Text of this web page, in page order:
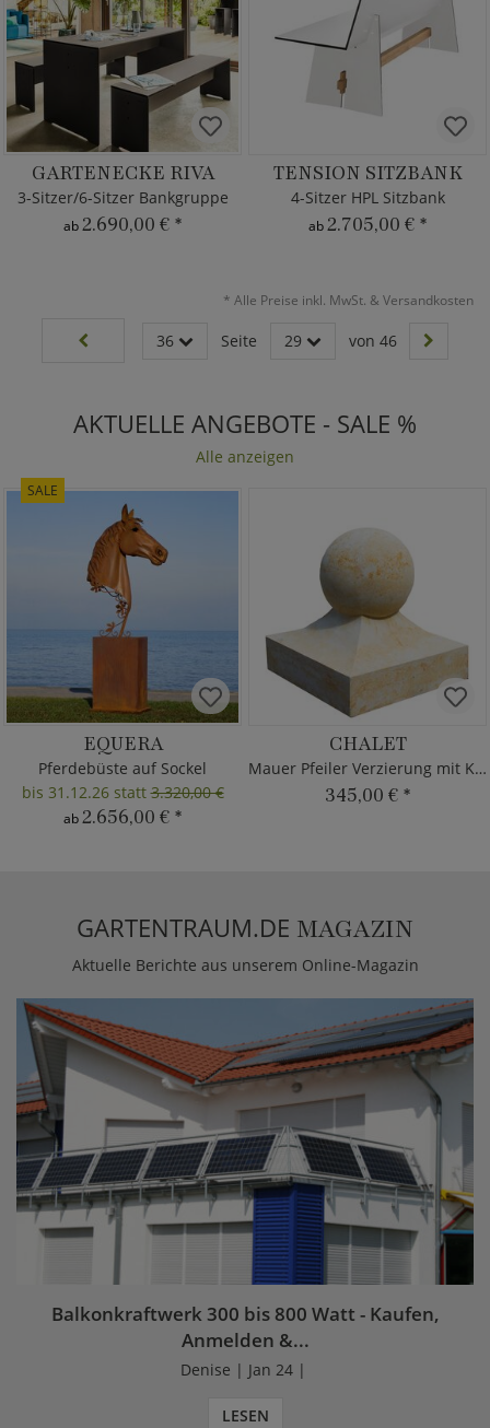
GARTENECKE RIVA
3-Sitzer/6-Sitzer Bankgruppe
ab2.690,00 € *
TENSION SITZBANK
4-Sitzer HPL Sitzbank
ab2.705,00 € *
* Alle Preise inkl. MwSt. & Versandkosten
36 Seite 29 von 46
AKTUELLE ANGEBOTE - SALE %
Alle anzeigen
SALE
EQUERA
Pferdebüste auf Sockel
bis 31.12.26 statt3.320,00 €
ab2.656,00 € *
CHALET
Mauer Pfeiler Verzierung mit Kugel
345,00 € *
GARTENTRAUM.DE MAGAZIN
Aktuelle Berichte aus unserem Online-Magazin
Balkonkraftwerk 300 bis 800 Watt - Kaufen,
Anmelden &...
Denise | Jan 24 |
LESEN